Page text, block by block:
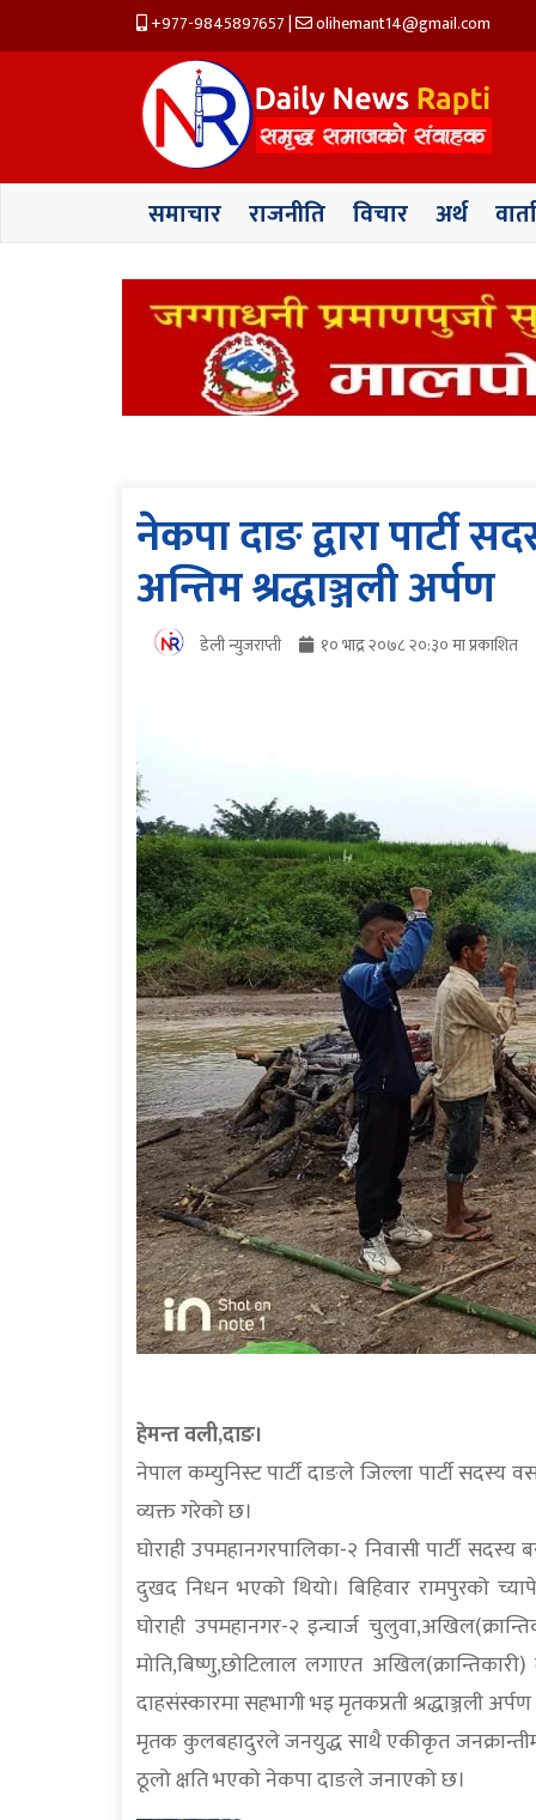
+977-9845897657| olihemant14@gmail.com
समाचार राजनीति विचार अर्थ
नेकपा दाङ द्वारा पार्टी
अन्तिम श्रद्धाञ्जली अर्पण
डेली न्युजराप्ती १० भाद्र २०७८ २०:३० मा प्रकाशित
हेमन्त वली,दाङ।
नेपाल कम्युनिस्ट पार्टी दाङले जिल्ला पार्टी सदस्य
व्यक्त गरेको छ।
घोराही उपमहानगरपालिका-२ निवासी पार्टी
दुखद निधन भएको थियो। बिहिवार रामपुरको
घोराही उपमहानगर-२ इन्चार्ज
मोति,बिष्णु,छोटिलाल लगाएत
दाहसंस्कारमा सहभागी भइ मृतकप्रती श्रद्धाञ्जली
मृतक कुलबहादुरले जनयुद्ध साथै एकीकृत
ठूलो क्षति भएको नेकपा दाङले जनाएको छ।